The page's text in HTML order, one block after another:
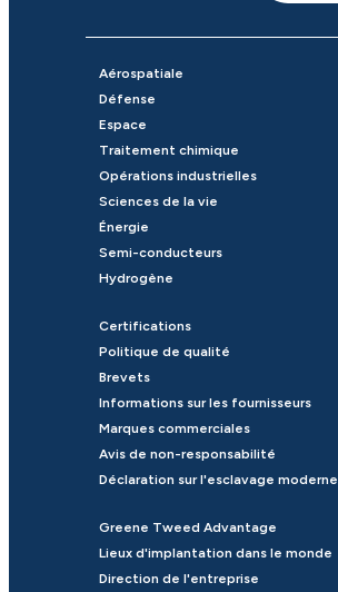
Aérospatiale
Défense
Espace
Traitement chimique
Opérations industrielles
Sciences de la vie
Énergie
Semi-conducteurs
Hydrogène
Certifications
Politique de qualité
Brevets
Informations sur les fournisseurs
Marques commerciales
Avis de non-responsabilité
Déclaration sur l'esclavage moderne
Greene Tweed Advantage
Lieux d'implantation dans le monde
Direction de l'entreprise